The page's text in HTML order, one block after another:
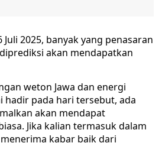
2025, banyak yang penasaran
akan mendapatkan
weton Jawa dan energi
hadir pada hari tersebut, ada
akan mendapat
Jika kalian termasuk dalam
kabar baik dari